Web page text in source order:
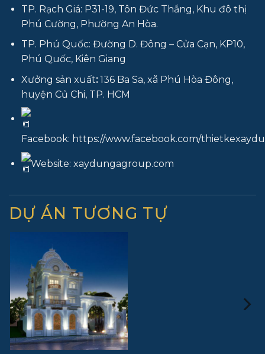
TP. Rạch Giá: P31-19, Tôn Đức Thắng, Khu đô thị
Phú Cường, Phường An Hòa.
TP. Phú Quốc: Đường D. Đông – Cửa Cạn, KP10,
Phú Quốc, Kiên Giang
Xưởng sản xuất:136 Ba Sa, xã Phú Hòa Đông,
huyện Củ Chi, TP. HCM
Facebook: https://www.facebook.com/
Website: xaydungagroup.com
DỰ ÁN TƯƠNG TỰ